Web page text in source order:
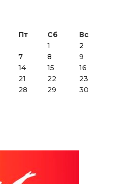
Пт Сб
Вс
1
2
7 8
9
14 15
16
21 22
23
28 29
30